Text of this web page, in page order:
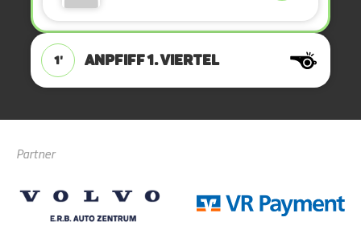
1' ANPFIFF 1. Viertel
Partner